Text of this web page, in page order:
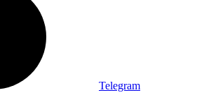
Telegram